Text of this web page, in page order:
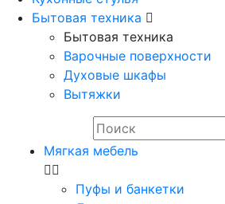
Бытовая техника
Бытовая техника
Варочные поверхности
Духовые шкафы
Вытяжки
Мягкая мебель
Пуфы и банкетки